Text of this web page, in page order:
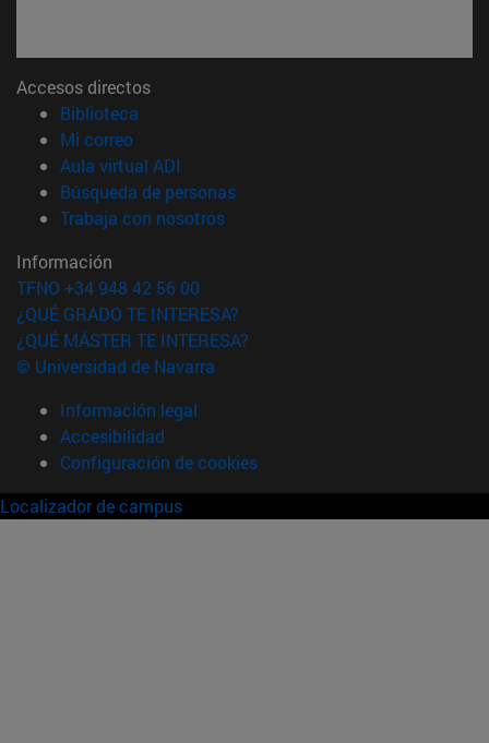
Accesos directos
Biblioteca
Mi correo(abre en nueva ventana)
Aula virtual ADI
Búsqueda de personas(abre en nueva ventana)
Trabaja con nosotros(abre en nueva ventana)
Información
TFNO +34 948 42 56 00
¿QUÉ GRADO TE INTERESA?
¿QUÉ MÁSTER TE INTERESA?
© Universidad de Navarra
Información legal
Accesibilidad
Configuración de cookies
Localizador de campus